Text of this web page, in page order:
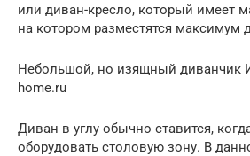
или диван-кресло, который имеет
на котором разместятся максимум
Небольшой, но изящный диванчик
home.ru
Диван в углу обычно ставится,
оборудовать столовую зону. В